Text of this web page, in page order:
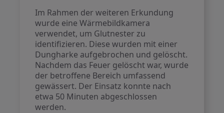
Im Rahmen der weiteren Erkundung
wurde eine Wärmebildkamera
verwendet, um Glutnester zu
identifizieren. Diese wurden mit einer
Dungharke aufgebrochen und gelöscht.
Nachdem das Feuer gelöscht war, wurde
der betroffene Bereich umfassend
gewässert. Der Einsatz konnte nach
etwa 50 Minuten abgeschlossen
werden.